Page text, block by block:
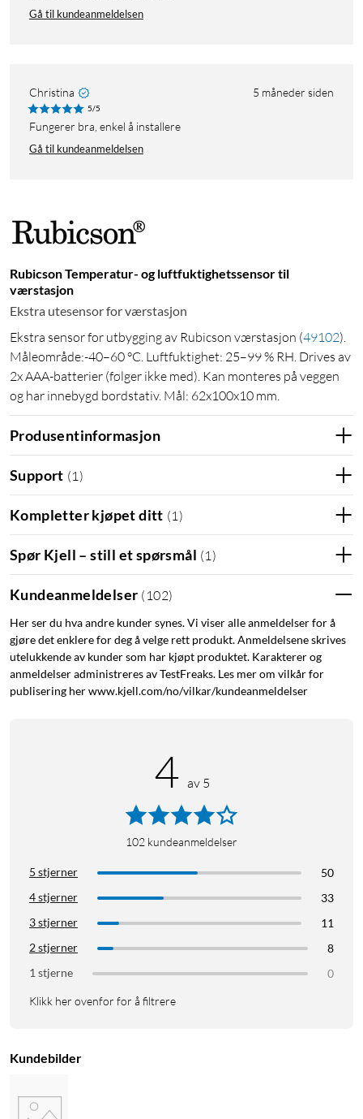
Gå til kundeanmeldelsen
Christina 5 måneder siden
5/5
Fungerer bra, enkel å installere
Gå til kundeanmeldelsen
Rubicson Temperatur- og luftfuktighetssensor til
værstasjon
Ekstra utesensor for værstasjon
Ekstra sensor for utbygging av Rubicson værstasjon (49102).
Måleområde:-40–60 °C. Luftfuktighet: 25–99 % RH. Drives av
2x AAA-batterier (følger ikke med). Kan monteres på veggen
og har innebygd bordstativ. Mål: 62x100x10 mm.
Produsentinformasjon
Support (1 )
Kompletter kjøpet ditt (1 )
Spør Kjell – still et spørsmål (1 )
Kundeanmeldelser ( 102)
Her ser du hva andre kunder synes. Vi viser alle anmeldelser for å
gjøre det enklere for deg å velge rett produkt. Anmeldelsene skrives
utelukkende av kunder som har kjøpt produktet. Karakterer og
anmeldelser administreres av TestFreaks. Les mer om vilkår for
publisering her www.kjell.com/no/vilkar/kundeanmeldelser
4 av 5
102 kundeanmeldelser
5 stjerner
50
4 stjerner
33
3 stjerner
11
2 stjerner
8
1 stjerne
0
Klikk her ovenfor for å filtrere
Kundebilder